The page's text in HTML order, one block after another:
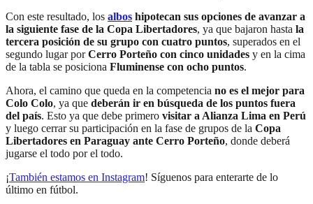
Con este resultado, los albos hipotecan sus opciones de avanzar a
la siguiente fase de la Copa Libertadores, ya que bajaron hasta la
tercera posición de su grupo con cuatro puntos, superados en el
segundo lugar porCerro Porteño con cinco unidades y en la cima
de la tabla se posiciona Fluminense con ocho puntos.
Ahora, el camino que queda en la competencia no es el mejor para
Colo Colo, ya que deberán ir en búsqueda de los puntos fuera
del país. Esto ya que debe primero visitar a Alianza Lima en Perú
y luego cerrar su participación en la fase de grupos de la Copa
Libertadores en Paraguay ante Cerro Porteño, donde deberá
jugarse el todo por el todo.
¡También estamos en Instagram! Síguenos para enterarte de lo
último en fútbol.